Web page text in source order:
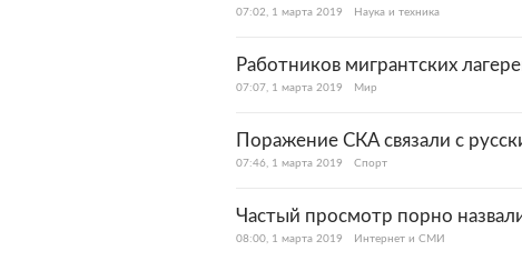
07:02, 1 марта 2019 Наука и техника
Работников мигрантских
07:07, 1 марта 2019 Мир
Поражение СКА связали с
07:46, 1 марта 2019 Спорт
Частый просмотр порно
08:00, 1 марта 2019 Интернет и СМИ